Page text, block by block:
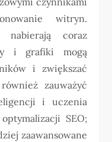
witryn.
nabierają coraz
i grafiki mogą
i zwiększać
zauważyć
i uczenia
SEO;
zaawansowane